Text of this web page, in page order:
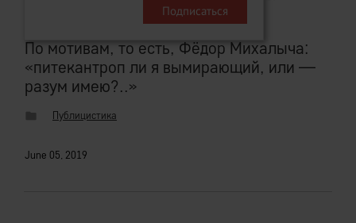
По мотивам, то есть, Фёдор Михалыча:
«питекантроп ли я вымирающий, или —
разум имею?..»
Публицистика
June 05, 2019